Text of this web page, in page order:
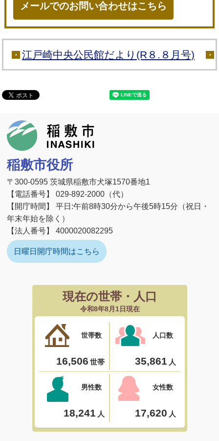
メールでのお問い合わせはこちら
江戸崎中央公民館だより(R８.８月号)
稲敷市役所
〒300-0595 茨城県稲敷市犬塚1570番地1
【電話番号】 029-892-2000（代）
【開庁時間】 平日:午前8時30分から午後5時15分（祝日・
年末年始を除く）
【法人番号】 4000020082295
日曜日開庁時間はこちら